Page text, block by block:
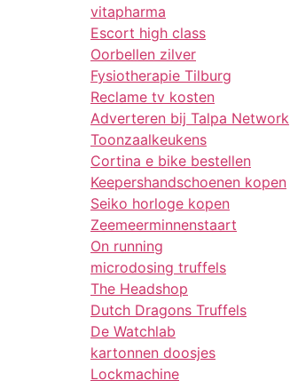
vitapharma
Escort high class
Oorbellen zilver
Fysiotherapie Tilburg
Reclame tv kosten
Adverteren bij Talpa Network
Toonzaalkeukens
Cortina e bike bestellen
Keepershandschoenen kopen
Seiko horloge kopen
Zeemeerminnenstaart
On running
microdosing truffels
The Headshop
Dutch Dragons Truffels
De Watchlab
kartonnen doosjes
Lockmachine